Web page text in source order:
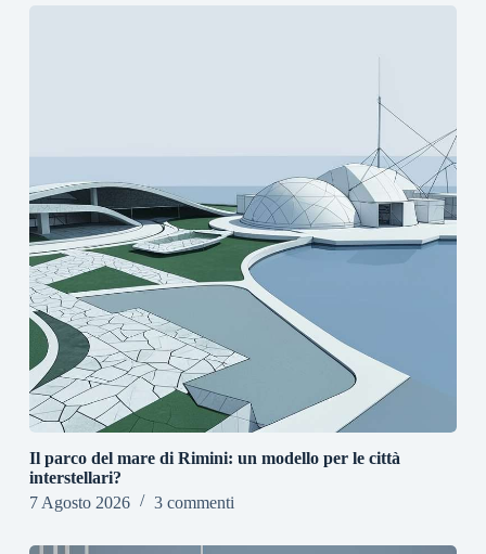
Il parco del mare di Rimini: un modello per le città
interstellari?
7 Agosto 2026
3 commenti